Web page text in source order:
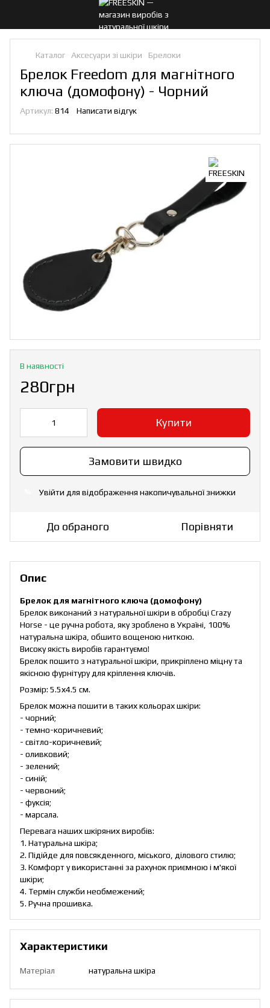
Каталог Аксесуари зі шкіри Брелоки
Брелок Freedom для магнітного
ключа (домофону) - Чорний
Артикул: 814 Написати відгук
В наявності
280грн
Купити
Замовити швидко
Увійти для відображення накопичувальної знижки
До обраного Порівняти
Опис
Брелок для магнітного ключа (домофону)
Брелок виконаний з натуральної шкіри в обробці Crazy
Horse - це ручна робота, яку зроблено в Україні, 100%
натуральна шкіра, обшито вощеною ниткою.
Високу якість виробів гарантуємо!
Брелок пошито з натуральної шкіри, прикріплено міцну та
якісною фурнітуру для кріплення ключів.
Розмір: 5.5х4.5 см.
Брелок можна пошити в таких кольорах шкіри:
- чорний;
- темно-коричневий;
- світло-коричневий;
- оливковий;
- зелений;
- синій;
- червоний;
- фуксія;
- марсала.
Перевага наших шкіряних виробів:
1. Натуральна шкіра;
2. Підійде для повсякденного, міського, ділового стилю;
3. Комфорт у використанні за рахунок приємною і м'якої
шкіри;
4. Термін служби необмежений;
5. Ручна прошивка.
Характеристики
Матеріал натуральна шкіра